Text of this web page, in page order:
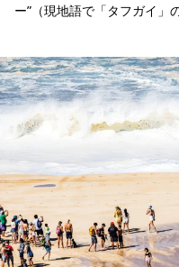
ー”（現地語で「タフガイ」